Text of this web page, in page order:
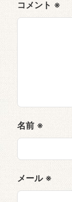
コメント ※
名前 ※
メール ※